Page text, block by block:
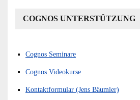
COGNOS UNTERSTÜTZUNG
Cognos Seminare
Cognos Videokurse
Kontaktformular (Jens Bäumler)